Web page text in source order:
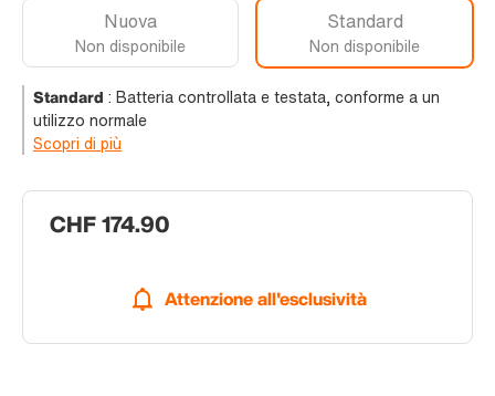
CHF 174.90
Attenzione all'esclusività
Nuova
Non disponibile
Standard
Non disponibile
Standard : Batteria controllata e testata, conforme a un
utilizzo normale
Scopri di più